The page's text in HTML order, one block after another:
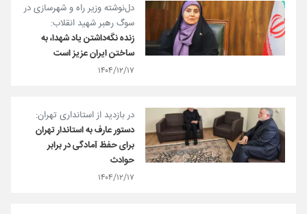
دل‌نوشته وزیر راه و شهرسازی در
سوگ رهبر شهید انقلاب:
زنده نگه‌داشتن یاد شهدا، به
ساختن ایران عزیز است
۱۴۰۴/۱۲/۱۷
در بازدید از استانداری تهران:
دستور عارف به استاندار تهران
برای حفظ آمادگی در برابر
حوادث
۱۴۰۴/۱۲/۱۷